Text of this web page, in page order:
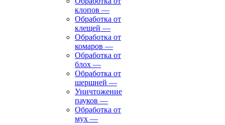
клопов —
Обработка от
клещей —
Обработка от
комаров —
Обработка от
блох —
Обработка от
шершней —
Уничтожение
пауков —
Обработка от
мух —